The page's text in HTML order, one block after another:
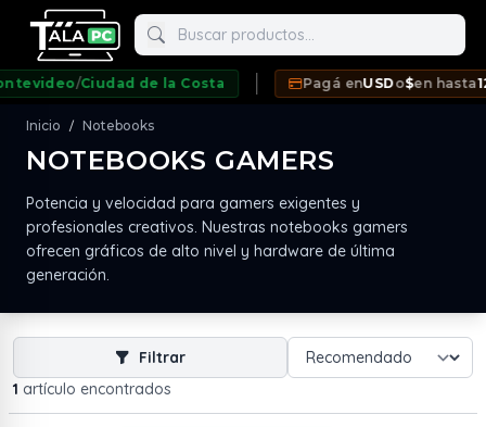
Buscar productos
/ Ciudad de la Costa Pagá enUSDo$en hasta12
Inicio / Notebooks
NOTEBOOKS GAMERS
Potencia y velocidad para gamers exigentes y
profesionales creativos. Nuestras notebooks gamers
ofrecen gráficos de alto nivel y hardware de última
generación.
1 artículo encontrados
Filtrar